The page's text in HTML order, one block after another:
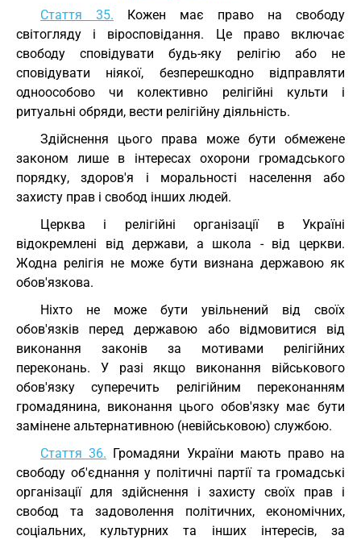
Стаття 35. Кожен має право на свободу
світогляду і віросповідання. Це право включає
свободу сповідувати будь-яку релігію або не
сповідувати ніякої, безперешкодно відправляти
одноособово чи колективно релігійні культи і
ритуальні обряди, вести релігійну діяльність.
Здійснення цього права може бути обмежене
законом лише в інтересах охорони громадського
порядку, здоров'я і моральності населення або
захисту прав і свобод інших людей.
Церква і релігійні організації в Україні
відокремлені від держави, а школа - від церкви.
Жодна релігія не може бути визнана державою як
обов'язкова.
Ніхто не може бути увільнений від своїх
обов'язків перед державою або відмовитися від
виконання законів за мотивами релігійних
переконань. У разі якщо виконання військового
обов'язку суперечить релігійним переконанням
громадянина, виконання цього обов'язку має бути
замінене альтернативною (невійськовою) службою.
Стаття 36. Громадяни України мають право на
свободу об'єднання у політичні партії та громадські
організації для здійснення і захисту своїх прав і
свобод та задоволення політичних, економічних,
соціальних, культурних та інших інтересів, за